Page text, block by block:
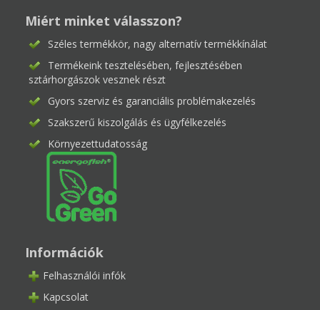
Miért minket válasszon?
Széles termékkör, nagy alternatív termékkínálat
Termékeink tesztelésében, fejlesztésében
sztárhorgászok vesznek részt
Gyors szerviz és garanciális problémakezelés
Szakszerű kiszolgálás és ügyfélkezelés
Környezettudatosság
Információk
Felhasználói infók
Kapcsolat